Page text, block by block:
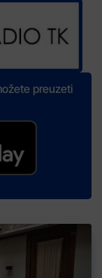
preuzeti